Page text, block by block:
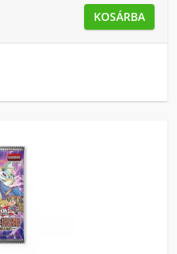
KOSÁRBA